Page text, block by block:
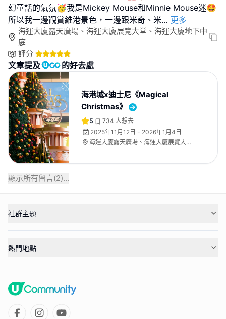
幻童話的氣氛🥳我是Mickey Mouse和Minnie Mouse迷🤩
所以我一邊觀賞維港景色，一邊跟米奇、米... 更多
海運大廈露天廣場、海運大廈展覽大堂、海運大廈地下中
庭
評分
文章提及 的好去處
海港城x迪士尼《Magical
Christmas》
5 734 人想去
2025年11月12日 - 2026年1月4日
海運大廈露天廣場、海運大廈展覽大
顯示所有留言(2)...
社群主題
熱門地點